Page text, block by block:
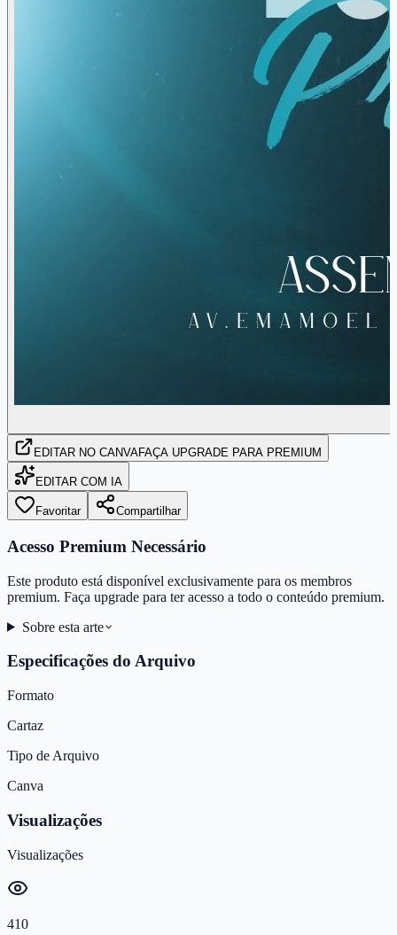
EDITAR NO CANVAFAÇA UPGRADE PARA PREMIUM
EDITAR COM IA
Favoritar Compartilhar
Acesso Premium Necessário
Este produto está disponível exclusivamente para os membros
premium. Faça upgrade para ter acesso a todo o conteúdo premium.
Sobre esta arte
Especificações do Arquivo
Formato
Cartaz
Tipo de Arquivo
Canva
Visualizações
Visualizações
410